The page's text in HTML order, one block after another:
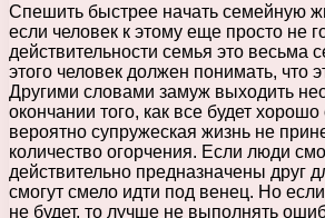
Спешить быстрее начать семейную
если человек к этому еще просто не
действительности семья это весьма
этого человек должен понимать, что
Другими словами замуж выходить
окончании того, как все будет
вероятно супружеская жизнь не
количество огорчения. Если люди
действительно предназначены друг
смогут смело идти под венец. Но
не будет, то лучше не выполнять